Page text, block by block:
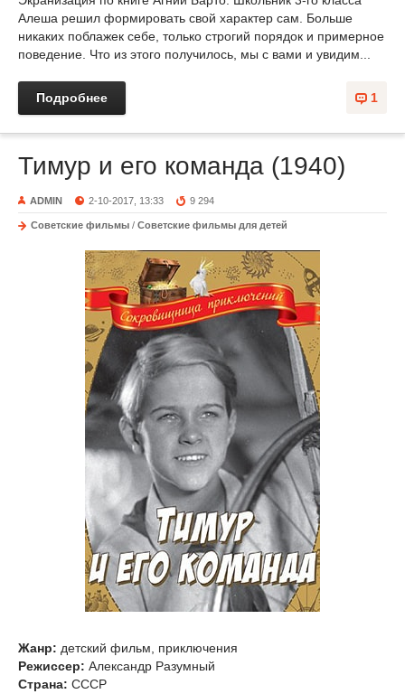
Алеша решил формировать свой характер сам. Больше
никаких поблажек себе, только строгий порядок и примерное
поведение. Что из этого получилось, мы с вами и увидим...
1
Подробнее
Тимур и его команда (1940)
ADMIN 2-10-2017, 13:33 9 294
Советские фильмы / Советские фильмы для детей
Жанр: детский фильм, приключения
Режиссер: Александр Разумный
Страна: СССР